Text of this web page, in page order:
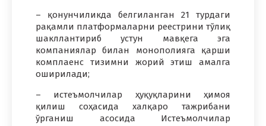
– қонунчиликда белгиланган 21 турдаги
рақамли платформаларни реестрини тўлиқ
шакллантириб устун мавқега эга
компаниялар билан монополияга қарши
комплаенс тизимни жорий этиш амалга
оширилади;
– истеъмолчилар ҳуқуқларини ҳимоя
қилиш соҳасида халқаро тажрибани
ўрганиш асосида Истеъмолчилар